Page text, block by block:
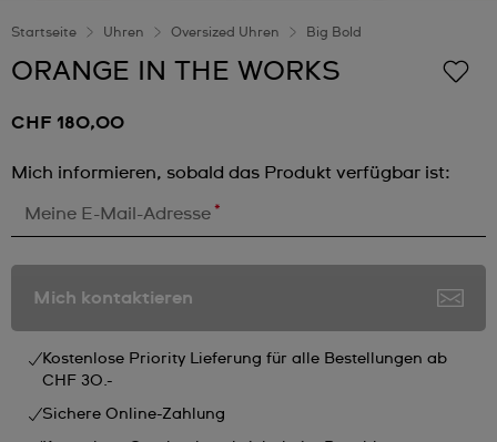
Startseite Uhren Oversized Uhren Big Bold
ORANGE IN THE WORKS
CHF 180,00
Mich informieren, sobald das Produkt verfügbar ist:
Meine E-Mail-Adresse *
Mich kontaktieren
Kostenlose Priority Lieferung für alle Bestellungen ab
CHF 30.-
Sichere Online-Zahlung